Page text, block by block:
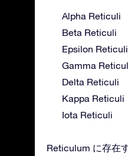
Alpha Reticuli
Beta Reticuli
Epsilon Reticuli
Gamma
Delta Reticuli
Kappa Reticuli
Iota Reticuli
Reticulum に存在